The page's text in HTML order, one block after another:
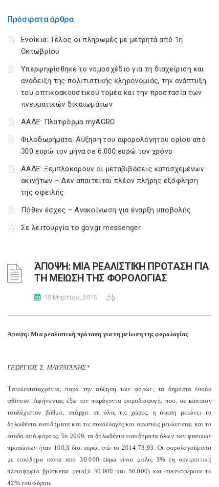
Πρόσφατα άρθρα
Ενοίκια: Τέλος οι πληρωμές με μετρητά από 1η
Οκτωβρίου
Υπερψηφίσθηκε το νομοσχέδιο για τη διαχείριση και
ανάδειξη της πολιτιστικής κληρονομιάς, την ανάπτυξη
του οπτικοακουστικού τομέα και την προστασία των
πνευματικών δικαιωμάτων
ΑΑΔΕ: Πλατφόρμα myAGRO
Φιλοδωρήματα: Αύξηση του αφορολόγητου ορίου από
300 ευρώ τον μήνα σε 6.000 ευρώ τον χρόνο
ΑΑΔΕ: Ξεμπλοκάρουν οι μεταβιβάσεις κατασχεμένων
ακινήτων – Δεν απαιτείται πλέον πλήρης εξόφληση
της οφειλής
Πόθεν έσχες – Ανακοίνωση για έναρξη υποβολής
Σε λειτουργία το gov.gr messenger
ΆΠΟΨΗ: ΜΙΑ ΡΕΑΛΙΣΤΙΚΗ ΠΡΟΤΑΣΗ ΓΙΑ
ΤΗ ΜΕΙΩΣΗ ΤΗΣ ΦΟΡΟΛΟΓΙΑΣ
15 Μαρτίου, 2016
Άποψη: Μια ρεαλιστική πρόταση για τη μείωση της φορολογίας
ΓΕΩΡΓΙΟΣ Σ. ΜΑΥΡΑΓΑΝΗΣ*
Τατελευταίαχρόνια, παρά την αύξηση των φόρων, τα δημόσια έσοδα
φθίνουν. Αφήνοντας έξω τον παράγοντα φοροδιαφυγή, που, σε κάποιον
τουλάχιστον βαθμό, υπάρχει σε όλες τις χώρες, η ύφεση μειώνει τα
δηλωθέντα εισοδήματα και τις συναλλαγές και συνεπώς μειώνονται και τα
έσοδα από φόρους. Το 2009, τα δηλωθέντα εισοδήματα όλων των φυσικών
προσώπων ήταν 100,3 δισ. ευρώ, ενώ το 2014 73,93. Οι φορολογούμενοι
με εισόδημα πάνω από 30.000 ευρώ είναι μόλις 3% (η συντριπτική
πλειοψηφία βρίσκεται μεταξύ 30.000 και 50.000) και συνεισφέρουν το
42% του φόρου.